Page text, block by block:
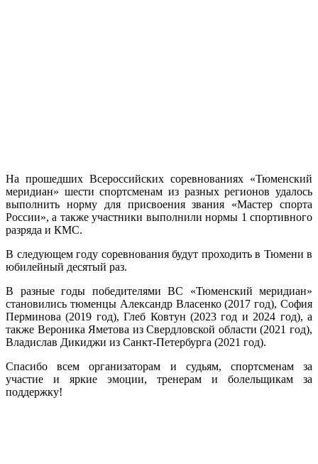
На прошедших Всероссийских соревнованиях «Тюменский
меридиан» шести спортсменам из разных регионов удалось
выполнить норму для присвоения звания «Мастер спорта
России», а также участники выполнили нормы 1 спортивного
разряда и КМС.
В следующем году соревнования будут проходить в Тюмени в
юбилейный десятый раз.
В разные годы победителями ВС «Тюменский меридиан»
становились тюменцы Александр Власенко (2017 год), София
Перминова (2019 год), Глеб Ковтун (2023 год и 2024 год), а
также Вероника Яметова из Свердловской области (2021 год),
Владислав Дикиджи из Санкт-Петербурга (2021 год).
Спасибо всем организаторам и судьям, спортсменам за
участие и яркие эмоции, тренерам и болельщикам за
поддержку!